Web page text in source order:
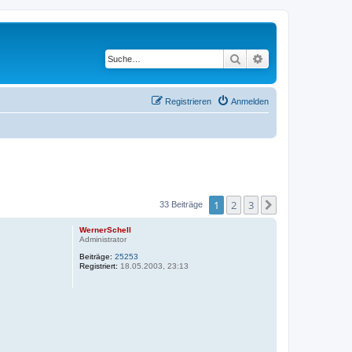
Suche
Anmelden
Registrieren
33 Beiträge 1 2 3
WernerSchell
Administrator
Beiträge: 25253
Registriert: 18.05.2003, 23:13